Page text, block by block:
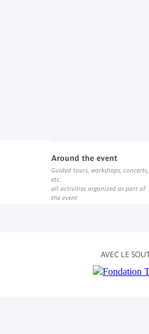
Around the event
Guided tours, workshops, concerts,
etc.
all activities organized as part of
the event
AVEC LE